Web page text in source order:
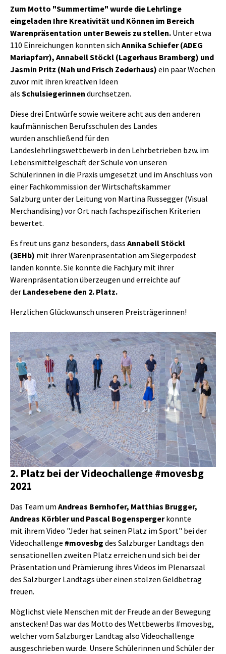
Zum Motto "Summertime" wurde die Lehrlinge
eingeladen Ihre Kreativität und Können im Bereich
Warenpräsentation unter Beweis zu stellen. Unter etwa
110 Einreichungen konnten sich Annika Schiefer (ADEG
Mariapfarr), Annabell Stöckl (Lagerhaus Bramberg) und
Jasmin Pritz (Nah und Frisch Zederhaus) ein paar Wochen
zuvor mit ihren kreativen Ideen
als Schulsiegerinnen durchsetzen.
Diese drei Entwürfe sowie weitere acht aus den anderen
kaufmännischen Berufsschulen des Landes
wurden anschließend für den
Landeslehrlingswettbewerb in den Lehrbetrieben bzw. im
Lebensmittelgeschäft der Schule von unseren
Schülerinnen in die Praxis umgesetzt und im Anschluss von
einer Fachkommission der Wirtschaftskammer
Salzburg unter der Leitung von Martina Russegger (Visual
Merchandising) vor Ort nach fachspezifischen Kriterien
bewertet.
Es freut uns ganz besonders, dass Annabell Stöckl
(3EHb) mit ihrer Warenpräsentation am Siegerpodest
landen konnte. Sie konnte die Fachjury mit ihrer
Warenpräsentation überzeugen und erreichte auf
der Landesebene den 2. Platz.
Herzlichen Glückwunsch unseren Preisträgerinnen!
2. Platz bei der Videochallenge #movesbg
2021
Das Team um Andreas Bernhofer, Matthias Brugger,
Andreas Körbler und Pascal Bogenspergerkonnte
mit ihrem Video "Jeder hat seinen Platz im Sport" bei der
Videochallenge #movesbg des Salzburger Landtags den
sensationellen zweiten Platz erreichen und sich bei der
Präsentation und Prämierung ihres Videos im Plenarsaal
des Salzburger Landtags über einen stolzen Geldbetrag
freuen.
Möglichst viele Menschen mit der Freude an der Bewegung
anstecken! Das war das Motto des Wettbewerbs #movesbg,
welcher vom Salzburger Landtag also Videochallenge
ausgeschrieben wurde. Unsere Schülerinnen und Schüler der